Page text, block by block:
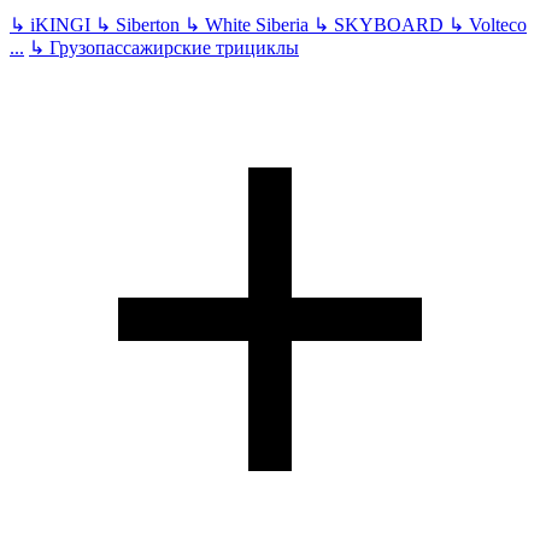
↳ iKINGI ↳ Siberton ↳ White Siberia ↳ SKYBOARD ↳ Volteco
... ↳ Грузопассажирские трициклы